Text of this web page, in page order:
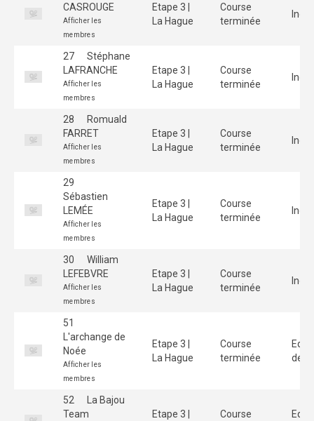
CASROUGE
Afficher les
membres
Etape 3 |
La Hague
Course
terminée
27
Stéphane
LAFRANCHE
Afficher les
membres
Etape 3 |
La Hague
Course
terminée
28
Romuald
FARRET
Afficher les
membres
Etape 3 |
La Hague
Course
terminée
29
Sébastien
LEMÉE
Afficher les
membres
Etape 3 |
La Hague
Course
terminée
30
William
LEFEBVRE
Afficher les
membres
Etape 3 |
La Hague
Course
terminée
51
L'archange de
Noée
Afficher les
membres
Etape 3 |
La Hague
Course
terminée
de 3
52
La Bajou
Team
Etape 3 | Course